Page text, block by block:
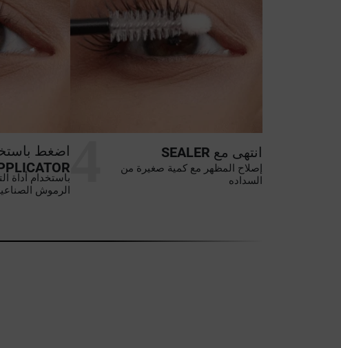
اضغط
باستخدام أداة
الرموش
انتهى مع SEALER
إصلاح المظهر مع كمية صغيرة من
السداده